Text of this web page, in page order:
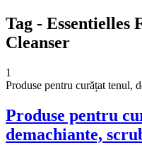
Tag - Essentielles
Cleanser
1
Produse pentru curățat tenul,
Produse pentru
demachiante,